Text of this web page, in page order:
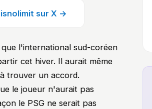
sur X →
l'international sud-coréen
cet hiver. Il aurait même
trouver un accord.
le joueur n'aurait pas
le PSG ne serait pas